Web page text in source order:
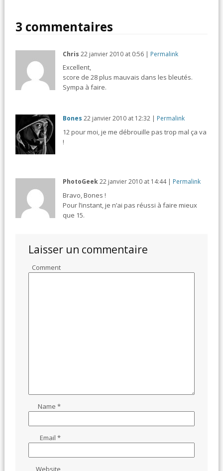
3 commentaires
Chris 22 janvier 2010 at 0:56 | Permalink
Excellent,
score de 28 plus mauvais dans les bleutés.
Sympa à faire.
Bones 22 janvier 2010 at 12:32 | Permalink
12 pour moi, je me débrouille pas trop mal ça va
!
PhotoGeek 22 janvier 2010 at 14:44| Permalink
Bravo, Bones !
Pour l’instant, je n’ai pas réussi à faire mieux
que 15.
Laisser un commentaire
Comment
Name*
Email*
Website